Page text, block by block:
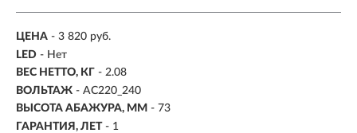
ЦЕНА - 3 820 руб.
LED - Нет
ВЕС НЕТТО, КГ - 2.08
ВОЛЬТАЖ - AC220_240
ВЫСОТА АБАЖУРА, ММ - 73
ГАРАНТИЯ, ЛЕТ - 1